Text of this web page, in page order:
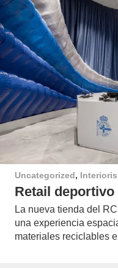
Uncategorized,
Retail
La nueva tienda del
una experiencia
materiales reciclables